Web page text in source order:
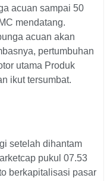
acuan sampai 50
mendatang.
acuan akan
pertumbuhan
utama Produk
ikut tersumbat.
setelah dihantam
pukul 07.53
berkapitalisasi pasar